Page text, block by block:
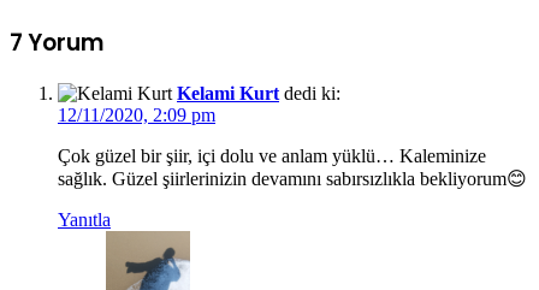
7 Yorum
Kelami Kurt dedi ki:
12/11/2020, 2:09 pm
Çok güzel bir şiir, içi dolu ve anlam yüklü… Kaleminize
sağlık. Güzel şiirlerinizin devamını sabırsızlıkla bekliyorum😊
Yanıtla